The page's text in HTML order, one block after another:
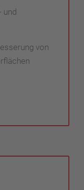
und
von